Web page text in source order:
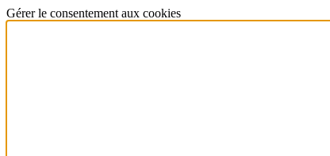
Gérer le consentement aux cookies